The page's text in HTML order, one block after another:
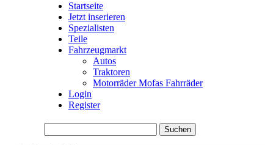
Startseite
Jetzt inserieren
Spezialisten
Teile
Fahrzeugmarkt
Autos
Traktoren
Motorräder Mofas Fahrräder
Login
Register
nach: